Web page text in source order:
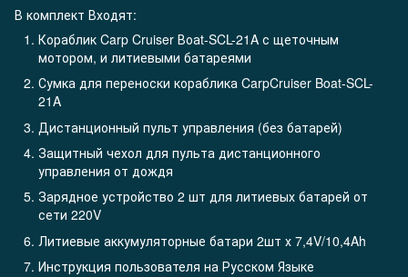
В комплект Входят:
Кораблик Carp Cruiser Воаt-SCL-21A с щеточным
мотором, и литиевыми батареями
Сумка для переноски кораблика CarpCruiser Boat-SCL-
21A
Дистанционный пульт управления (без батарей)
Защитный чехол для пульта дистанционного
управления от дождя
Зарядное устройство 2 шт для литиевых батарей от
сети 220V
Литиевые аккумуляторные батари 2шт х 7,4V/10,4Ah
Инструкция пользователя на Русском Языке